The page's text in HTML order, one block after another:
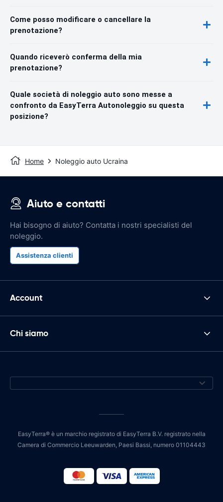
Come posso modificare o cancellare la
prenotazione?
Quando riceverò conferma della mia
prenotazione?
Quale società di noleggio auto sono messe a
confronto da EasyTerra Autonoleggio su questa
posizione?
Home Noleggio auto Ucraina
Aiuto e contatti
Hai bisogno di aiuto? Contatta i nostri specialisti del
noleggio.
Assistenza clienti
Account
Chi siamo
EasyTerra® è un marchio registrato di EasyTerra B.V. registrato nella
Camera di Commercio Leeuwarden, Paesi Bassi, numero 01104443